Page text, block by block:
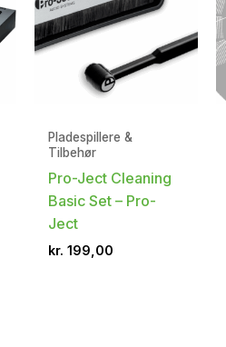
Pladespillere &
Tilbehør
Pro-Ject Cleaning
Basic Set – Pro-
Ject
kr. 199,00